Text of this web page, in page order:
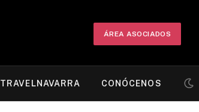
ÁREA ASOCIADOS
TRAVELNAVARRA CONÓCENOS